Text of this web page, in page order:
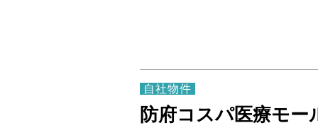
自社物件
防府コスパ医療モー